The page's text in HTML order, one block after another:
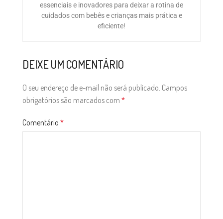
essenciais e inovadores para deixar a rotina de
cuidados com bebês e crianças mais prática e
eficiente!
DEIXE UM COMENTÁRIO
O seu endereço de e-mail não será publicado. Campos
obrigatórios são marcados com *
Comentário *